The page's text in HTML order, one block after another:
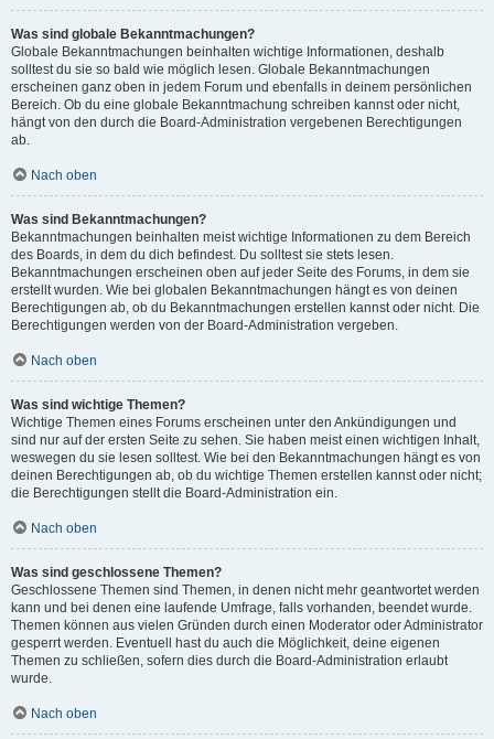
Was sind globale Bekanntmachungen?
Globale Bekanntmachungen beinhalten wichtige Informationen, deshalb
solltest du sie so bald wie möglich lesen. Globale Bekanntmachungen
erscheinen ganz oben in jedem Forum und ebenfalls in deinem persönlichen
Bereich. Ob du eine globale Bekanntmachung schreiben kannst oder nicht,
hängt von den durch die Board-Administration vergebenen Berechtigungen
ab.
Nach oben
Was sind Bekanntmachungen?
Bekanntmachungen beinhalten meist wichtige Informationen zu dem Bereich
des Boards, in dem du dich befindest. Du solltest sie stets lesen.
Bekanntmachungen erscheinen oben auf jeder Seite des Forums, in dem sie
erstellt wurden. Wie bei globalen Bekanntmachungen hängt es von deinen
Berechtigungen ab, ob du Bekanntmachungen erstellen kannst oder nicht. Die
Berechtigungen werden von der Board-Administration vergeben.
Nach oben
Was sind wichtige Themen?
Wichtige Themen eines Forums erscheinen unter den Ankündigungen und
sind nur auf der ersten Seite zu sehen. Sie haben meist einen wichtigen Inhalt,
weswegen du sie lesen solltest. Wie bei den Bekanntmachungen hängt es von
deinen Berechtigungen ab, ob du wichtige Themen erstellen kannst oder nicht;
die Berechtigungen stellt die Board-Administration ein.
Nach oben
Was sind geschlossene Themen?
Geschlossene Themen sind Themen, in denen nicht mehr geantwortet werden
kann und bei denen eine laufende Umfrage, falls vorhanden, beendet wurde.
Themen können aus vielen Gründen durch einen Moderator oder Administrator
gesperrt werden. Eventuell hast du auch die Möglichkeit, deine eigenen
Themen zu schließen, sofern dies durch die Board-Administration erlaubt
wurde.
Nach oben